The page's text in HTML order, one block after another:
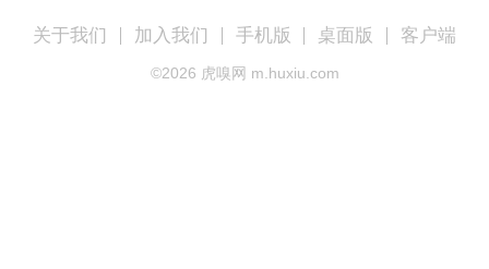
关于我们 加入我们 手机版 桌面版 客户端
©2026 虎嗅网 m.huxiu.com